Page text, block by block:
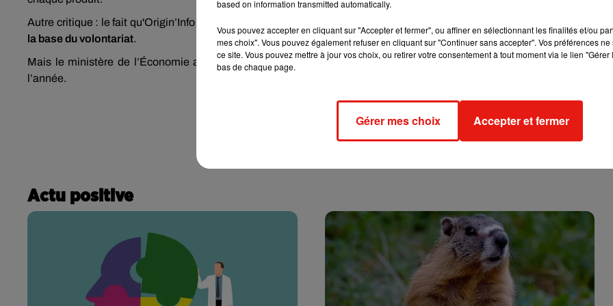
Autre critique : le fait qu'Origin’Info
la base du volontariat.
Mais le ministère de l’Économie a bon espoir puisqu’il espère que10.000 références soient concernéesd’ici la fin
l’année.
Actu positive
based on information transmitted automatically.
Vous pouvez accepter en cliquant sur "Accepter et fermer", ou affiner en sélectionnant les finalités et/ou
mes choix". Vous pouvez également refuser en cliquant sur "Continuer sans accepter". Vos préférences
ce site. Vous pouvez mettre à jour vos choix, ou retirer votre consentement à tout moment via le lien
bas de chaque page.
Gérer mes choix Accepter et fermer